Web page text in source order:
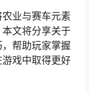
业与赛车元素
文将分享关于
帮助玩家掌握
戏中取得更好